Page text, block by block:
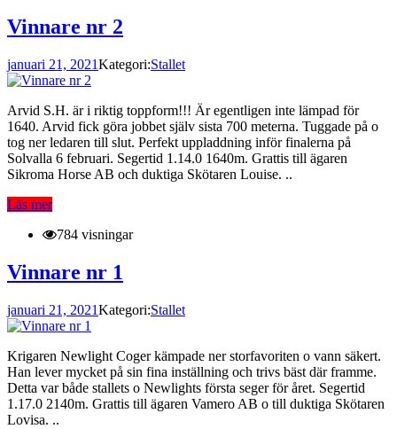
Vinnare nr 2
januari 21, 2021Kategori:Stallet
Arvid S.H. är i riktig toppform!!! Är egentligen inte lämpad för
1640. Arvid fick göra jobbet själv sista 700 meterna. Tuggade på o
tog ner ledaren till slut. Perfekt uppladdning inför finalerna på
Solvalla 6 februari. Segertid 1.14.0 1640m. Grattis till ägaren
Sikroma Horse AB och duktiga Skötaren Louise. ..
Läs mer
784 visningar
Vinnare nr 1
januari 21, 2021Kategori:Stallet
Krigaren Newlight Coger kämpade ner storfavoriten o vann säkert.
Han lever mycket på sin fina inställning och trivs bäst där framme.
Detta var både stallets o Newlights första seger för året. Segertid
1.17.0 2140m. Grattis till ägaren Vamero AB o till duktiga Skötaren
Lovisa. ..